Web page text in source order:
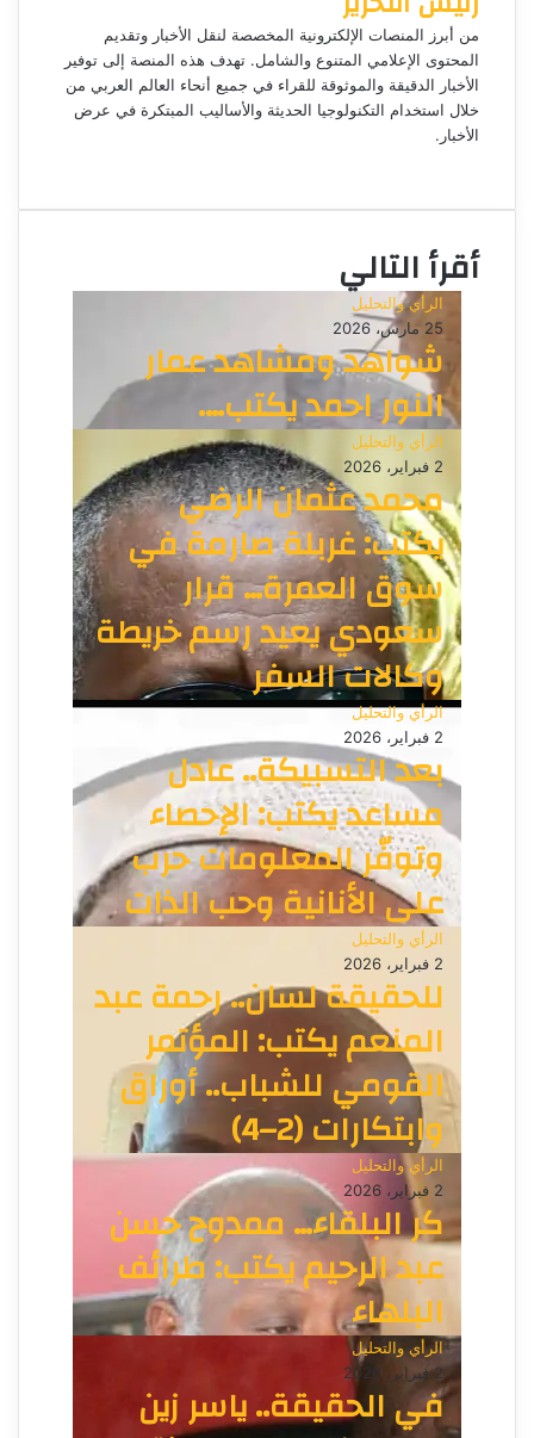
إ
ل
ك
ت
ي
من أبرز المنصات الإلكترونية المخصصة لنقل الأخبار وتقديم
المحتوى الإعلامي المتنوع والشامل. تهدف هذه المنصة إلى توفير
الأخبار الدقيقة والموثوقة للقراء في جميع أنحاء العالم العربي من
خلال استخدام التكنولوجيا الحديثة والأساليب المبتكرة في عرض
الأخبار.
ق
اأقرأ التالي
الرأي والتحليل
25 مارس، 2026
شواهد ومشاهد عمار
النور احمد يكتب….
الرأي والتحليل
2 فبراير، 2026
محمد عثمان الرضي
يكتب: غربلة صارمة في
سوق العمرة… قرار
سعودي يعيد رسم خريطة
وكالات السفر
الرأي والتحليل
2 فبراير، 2026
بعد التسبيكة.. عادل
مساعد يكتب: الإحصاء
وتوفّر المعلومات حرب
على الأنانية وحب الذات
الرأي والتحليل
2 فبراير، 2026
للحقيقة لسان.. رحمة عبد
المنعم يكتب: المؤتمر
القومي للشباب.. أوراق
وابتكارات (2–4)
الرأي والتحليل
2 فبراير، 2026
كر البلقاء… ممدوح حسن
عبد الرحيم يكتب: طرائف
البلهاء
الرأي والتحليل
2 فبراير، 2026
في الحقيقة.. ياسر زين